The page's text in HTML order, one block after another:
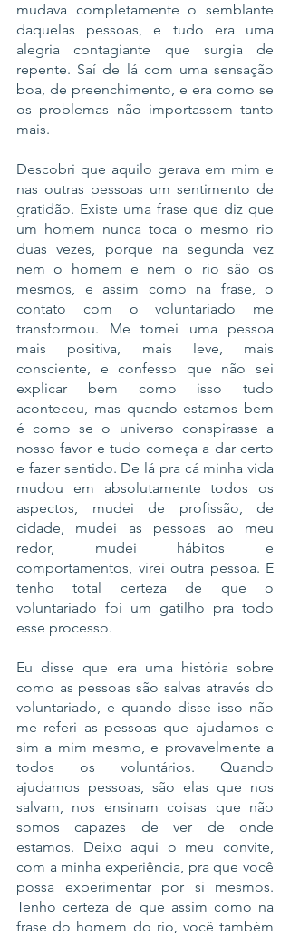
mudava completamente o semblante
daquelas pessoas, e tudo era uma
alegria contagiante que surgia de
repente. Saí de lá com uma sensação
boa, de preenchimento, e era como se
os problemas não importassem tanto
mais.
​Descobri que aquilo gerava em mim e
nas outras pessoas um sentimento de
gratidão. Existe uma frase que diz que
um homem nunca toca o mesmo rio
duas vezes, porque na segunda vez
nem o homem e nem o rio são os
mesmos, e assim como na frase, o
contato com o voluntariado me
transformou. Me tornei uma pessoa
mais positiva, mais leve, mais
consciente, e confesso que não sei
explicar bem como isso tudo
aconteceu, mas quando estamos bem
é como se o universo conspirasse a
nosso favor e tudo começa a dar certo
e fazer sentido. De lá pra cá minha vida
mudou em absolutamente todos os
aspectos, mudei de profissão, de
cidade, mudei as pessoas ao meu
redor, mudei hábitos e
comportamentos, virei outra pessoa. E
tenho total certeza de que o
voluntariado foi um gatilho pra todo
esse processo.
​Eu disse que era uma história sobre
como as pessoas são salvas através do
voluntariado, e quando disse isso não
me referi as pessoas que ajudamos e
sim a mim mesmo, e provavelmente a
todos os voluntários. Quando
ajudamos pessoas, são elas que nos
salvam, nos ensinam coisas que não
somos capazes de ver de onde
estamos. Deixo aqui o meu convite,
com a minha experiência, pra que você
possa experimentar por si mesmos.
Tenho certeza de que assim como na
frase do homem do rio, você também